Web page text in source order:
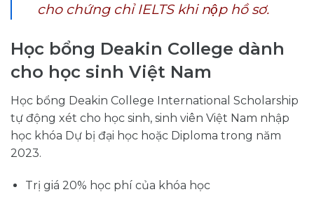
cho chứng chỉ IELTS khi nộp hồ sơ.
Học bổng Deakin College dành
cho học sinh Việt Nam
Học bổng Deakin College International Scholarship
tự động xét cho học sinh, sinh viên Việt Nam nhập
học khóa Dự bị đại học hoặc Diploma trong năm
2023.
Trị giá 20% học phí của khóa học